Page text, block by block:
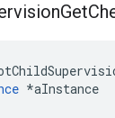
Get
*aInstance